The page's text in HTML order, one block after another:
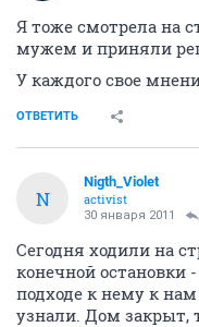
Я тоже смотрела на
мужем и приняли
У каждого свое
ОТВЕТИТЬ
N
Nigth_Violet
activist
30 января 2011
Сегодня ходили на
конечной остановки
подходе к нему к
узнали. Дом закрыт,